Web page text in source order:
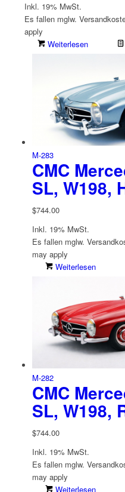
Inkl. 19% MwSt.
Es fallen mglw.
apply
Weiterlesen
M-283
CMC
SL, W198,
$744.00
Inkl. 19% MwSt.
Es fallen mglw.
may apply
Weiterlesen
M-282
CMC
SL, W198,
$744.00
Inkl. 19% MwSt.
Es fallen mglw.
may apply
Weiterlesen